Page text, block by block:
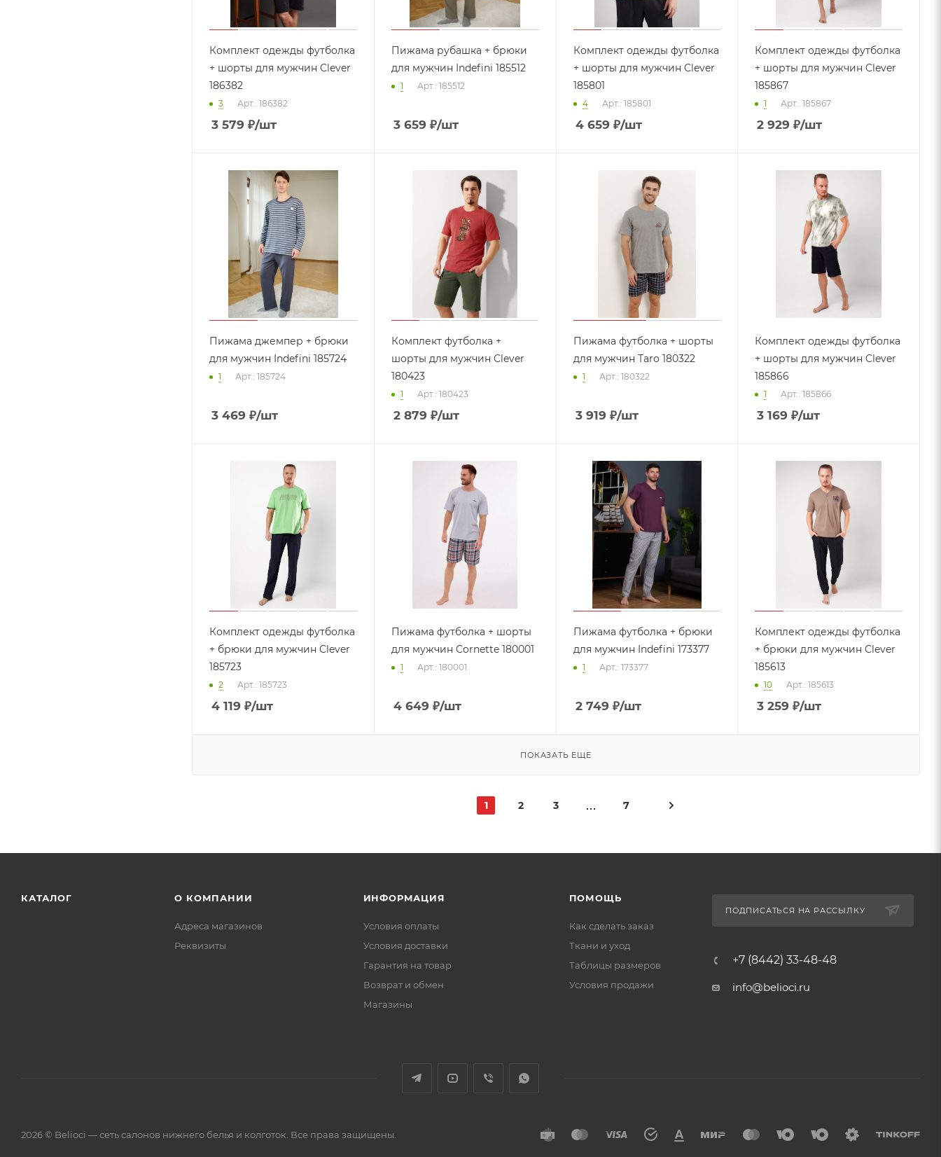
Комплект одежды футболка
+ шорты для мужчин Clever
186382
3 Арт.: 186382
3 579 ₽/шт
Пижама рубашка + брюки
для мужчин Indefini 185512
1 Арт.: 185512
3 659 ₽/шт
Комплект одежды футболка
+ шорты для мужчин Clever
185801
4 Арт.: 185801
4 659 ₽/шт
Комплект одежды футболка
+ шорты для мужчин Clever
185867
1 Арт.: 185867
2 929 ₽/шт
Пижама джемпер + брюки
для мужчин Indefini 185724
1 Арт.: 185724
3 469 ₽/шт
Комплект футболка +
шорты для мужчин Clever
180423
1 Арт.: 180423
2 879 ₽/шт
Пижама футболка + шорты
для мужчин Taro 180322
1 Арт.: 180322
3 919 ₽/шт
Комплект одежды футболка
+ шорты для мужчин Clever
185866
1 Арт.: 185866
3 169 ₽/шт
Комплект одежды футболка
+ брюки для мужчин Clever
185723
2 Арт.: 185723
4 119 ₽/шт
Пижама футболка + шорты
для мужчин Cornette 180001
1 Арт.: 180001
4 649 ₽/шт
Пижама футболка + брюки
для мужчин Indefini 173377
1 Арт.: 173377
2 749 ₽/шт
Комплект одежды футболка
+ брюки для мужчин Clever
185613
10 Арт.: 185613
3 259 ₽/шт
ПОКАЗАТЬ ЕЩЕ
1 2 3 7
КАТАЛОГ О КОМПАНИИ
Адреса магазинов
Реквизиты
ИНФОРМАЦИЯ
Условия оплаты
Условия доставки
Гарантия на товар
Возврат и обмен
Магазины
ПОМОЩЬ
Как сделать заказ
Ткани и уход
Таблицы размеров
Условия продажи
ПОДПИСАТЬСЯ НА РАССЫЛКУ
+7 (8442) 33-48-48
info@belioci.ru
2026 © Belioci — сеть салонов нижнего белья и колготок. Все права защищены.